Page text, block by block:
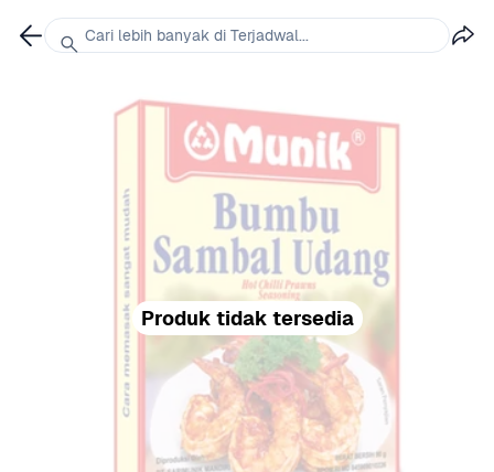
Produk tidak tersedia
Cari lebih banyak di Terjadwal...